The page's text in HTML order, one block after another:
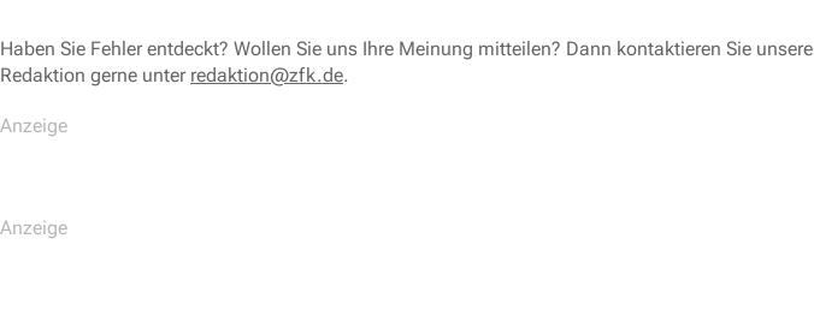
Haben Sie Fehler entdeckt? Wollen Sie uns Ihre Meinung mitteilen? Dann kontaktieren Sie unsere
Redaktion gerne unter redaktion@zfk.de.